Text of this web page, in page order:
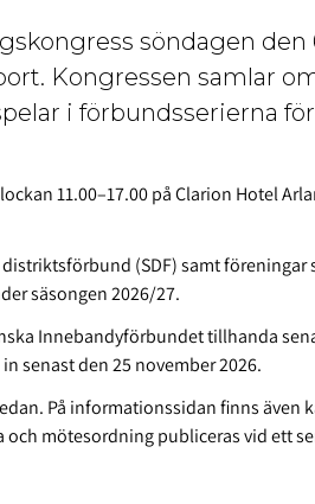
söndagen den
Kongressen samlar
i förbundsserierna
11.00–17.00 på Clarion Hotel
(SDF) samt föreningar
säsongen 2026/27.
Innebandyförbundet tillhanda
senast den 25 november 2026.
På informationssidan finns även
mötesordning publiceras vid ett